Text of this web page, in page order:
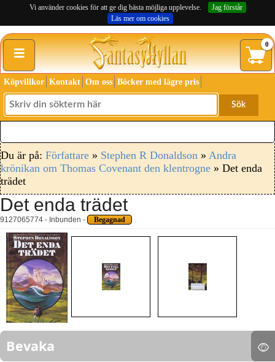
Vi använder cookies för att ge dig bästa möjliga upplevelse.
Jag förstår
Läs mer om cookies
≡ 0
Köpvillkor Kontakt Om oss Böcker med lägre pris
Sök
Du är på: Författare » Stephen R Donaldson » Andra
krönikan om Thomas Covenant den klentrogne » Det enda
trädet
Det enda trädet
9127065774 - Inbunden - Begagnad
Bevaka